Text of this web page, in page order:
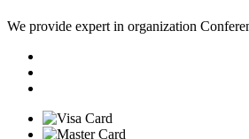
We provide expert in organization